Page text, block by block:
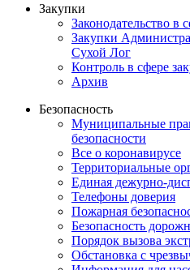
Закупки
Законодательство в
Закупки
Сухой Лог
Контроль в сфере
Архив
Безопасность
Муниципальные
безопасности
Все о коронавирусе
Территориальные
Единая дежурно-
Телефоны доверия
Пожарная
Безопасность
Порядок вызова
Обстановка с